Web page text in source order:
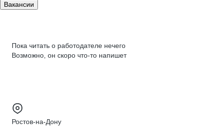
Вакансии
Пока читать о работодателе нечего
Возможно, он скоро что‑то напишет
Ростов-на-Дону